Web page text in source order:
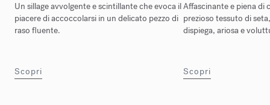
Un sillage avvolgente e scintillante che evoca il
piacere di accoccolarsi in un delicato pezzo di
raso fluente.
Scopri
Affascinante e piena di
prezioso tessuto di
dispiega, ariosa e
Scopri